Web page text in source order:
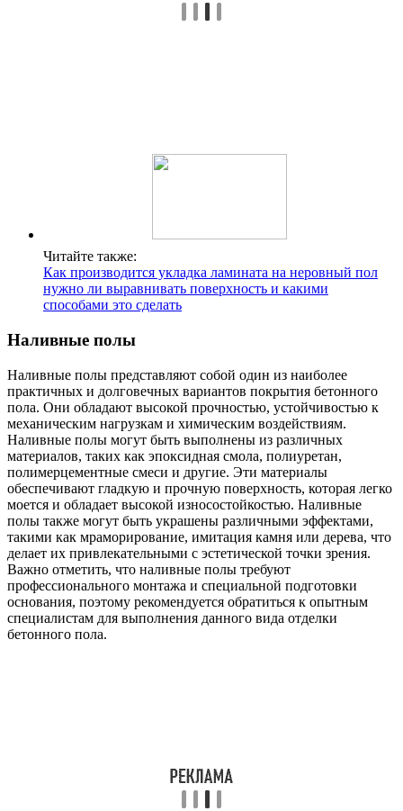
Читайте также:
Как производится укладка ламината на неровный пол
нужно ли выравнивать поверхность и какими
способами это сделать
Наливные полы
Наливные полы представляют собой один из наиболее
практичных и долговечных вариантов покрытия бетонного
пола. Они обладают высокой прочностью, устойчивостью к
механическим нагрузкам и химическим воздействиям.
Наливные полы могут быть выполнены из различных
материалов, таких как эпоксидная смола, полиуретан,
полимерцементные смеси и другие. Эти материалы
обеспечивают гладкую и прочную поверхность, которая легко
моется и обладает высокой износостойкостью. Наливные
полы также могут быть украшены различными эффектами,
такими как мраморирование, имитация камня или дерева, что
делает их привлекательными с эстетической точки зрения.
Важно отметить, что наливные полы требуют
профессионального монтажа и специальной подготовки
основания, поэтому рекомендуется обратиться к опытным
специалистам для выполнения данного вида отделки
бетонного пола.